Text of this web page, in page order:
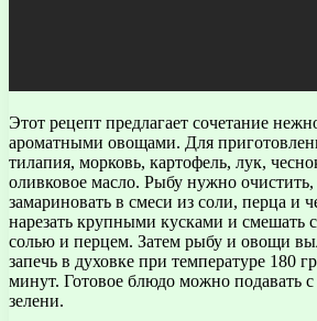
Этот рецепт предлагает сочетание
ароматными овощами. Для
тилапия, морковь, картофель, лук,
оливковое масло. Рыбу нужно
замариновать в смеси из соли, перца и
нарезать крупными кусками и смешать
солью и перцем. Затем рыбу и овощи
запечь в духовке при температуре 180
минут. Готовое блюдо можно подавать с
зелени.